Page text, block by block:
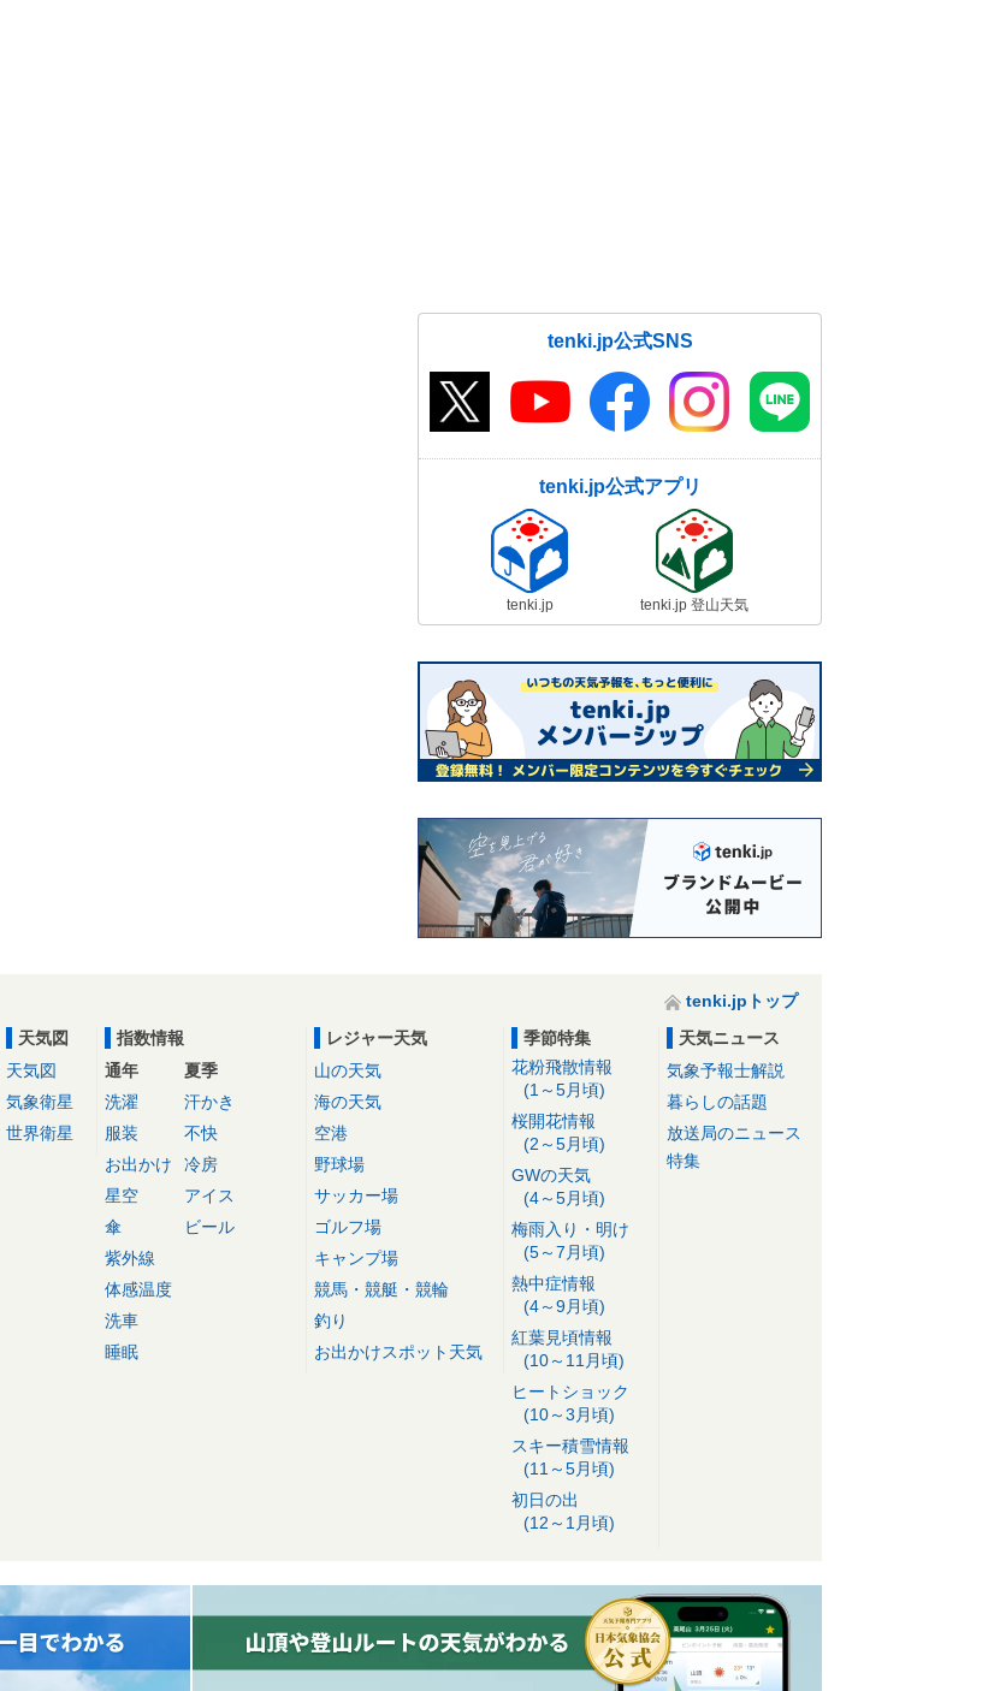
tenki.jp公式SNS
tenki.jp公式アプリ
tenki.jp tenki.jp 登山天気
tenki.jpトップ
天気図
天気図
気象衛星
世界衛星
指数情報
通年
洗濯
服装
お出かけ
星空
傘
紫外線
体感温度
洗車
睡眠
夏季
汗かき
不快
冷房
アイス
ビール
レジャー天気
山の天気
海の天気
空港
野球場
サッカー場
ゴルフ場
キャンプ場
競馬・競艇・競輪
釣り
お出かけスポット天気
季節特集
花粉飛散情報
(1～5月頃)
桜開花情報
(2～5月頃)
GWの天気
(4～5月頃)
梅雨入り・明け
(5～7月頃)
熱中症情報
(4～9月頃)
紅葉見頃情報
(10～11月頃)
ヒートショック
(10～3月頃)
スキー積雪情報
(11～5月頃)
初日の出
(12～1月頃)
天気ニュース
気象予報士解説
暮らしの話題
放送局のニュース
特集